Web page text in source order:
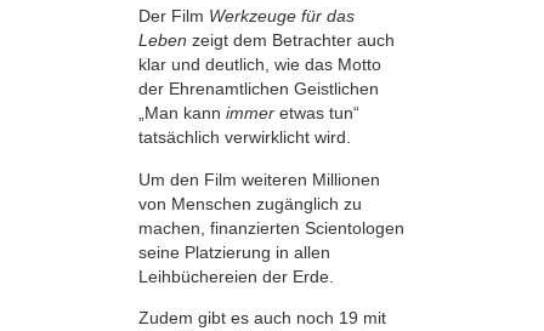
Der Film Werkzeuge für das
Leben zeigt dem Betrachter auch
klar und deutlich, wie das Motto
der Ehrenamtlichen Geistlichen
„Man kann immer etwas tun“
tatsächlich verwirklicht wird.
Um den Film weiteren Millionen
von Menschen zugänglich zu
machen, finanzierten Scientologen
seine Platzierung in allen
Leihbüchereien der Erde.
Zudem gibt es auch noch 19 mit